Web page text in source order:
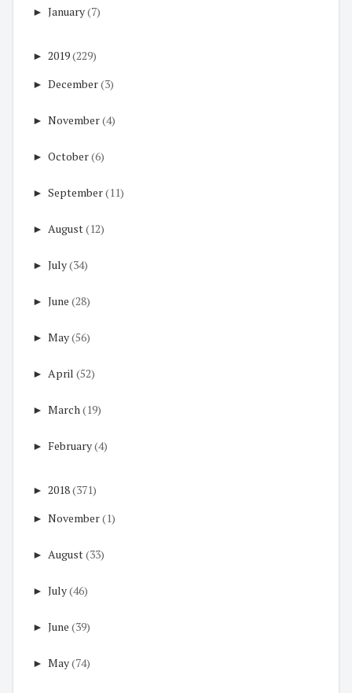
► January(7)
► 2019(229)
► December(3)
► November(4)
► October(6)
► September(11)
► August(12)
► July(34)
► June (28)
► May(56)
► April (52)
► March (19)
► February(4)
► 2018(371)
► November(1)
► August(33)
► July(46)
► June (39)
► May(74)